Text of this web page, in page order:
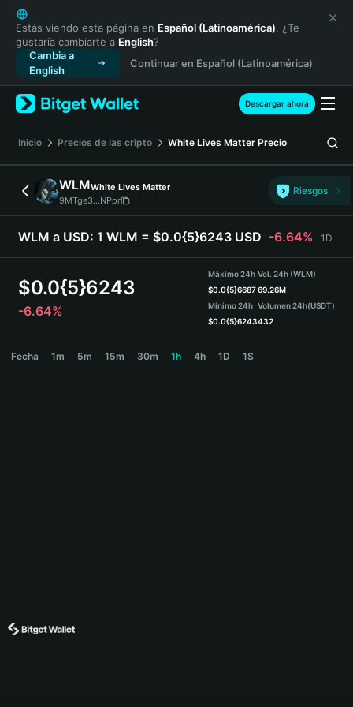
English
日本語
Tiếng Việt
Русский
Español (Latinoamérica)
Türkçe
Français
Deutsch
简体中文
繁體中文
Português (Portugal)
Bahasa Indonesia
ภาษาไทย
Español
Español (Argentina)
Estás viendo esta página en Español (Latinoamérica). ¿Te
gustaría cambiarte a English?
Cambia a
English
Continuar en Español (Latinoamérica)
Descargar ahora
Inicio Precios de las cripto White Lives Matter Precio
WLMWhite Lives Matter
9MTge3...NPpr
Riesgos
WLM a USD: 1 WLM = $0.0{5}6243 USD -6.64% 1D
$0.0{5}6243
-6.64%
Máximo 24h
$0.0{5}6687
Mínimo 24h
$0.0{5}6243
Vol. 24h (WLM)
69.26M
Volumen 24h(USDT)
432
Fecha 1m 5m 15m 30m 1h 4h 1D 1S